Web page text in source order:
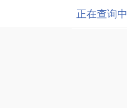
正在查询中